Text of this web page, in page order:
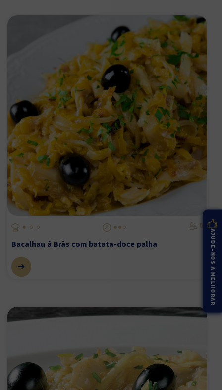
6
Bacalhau à Brás com batata-doce palha AJUDE-NOS A MELHORAR